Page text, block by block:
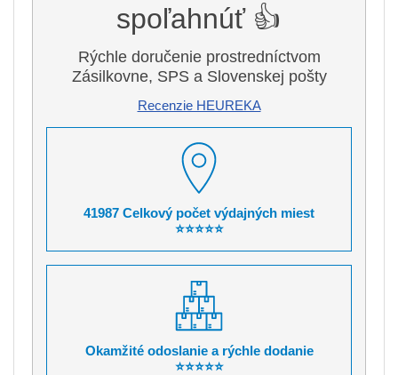
spoľahnúť 👍
Rýchle doručenie prostredníctvom
Zásilkovne, SPS a Slovenskej pošty
Recenzie HEUREKA
41987 Celkový počet výdajných miest
⭐⭐⭐⭐⭐
Okamžité odoslanie a rýchle dodanie
⭐⭐⭐⭐⭐